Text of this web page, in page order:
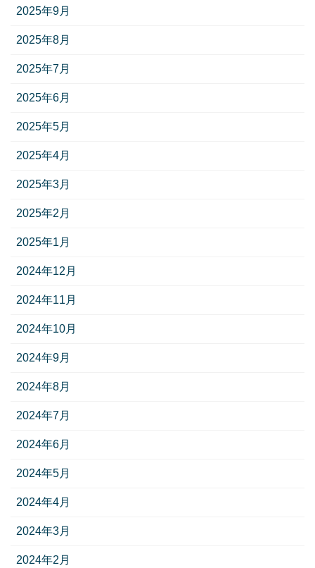
2025年9月
2025年8月
2025年7月
2025年6月
2025年5月
2025年4月
2025年3月
2025年2月
2025年1月
2024年12月
2024年11月
2024年10月
2024年9月
2024年8月
2024年7月
2024年6月
2024年5月
2024年4月
2024年3月
2024年2月